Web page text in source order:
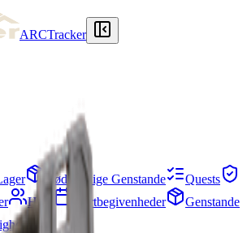
ARCTracker
Nødvendige Genstande
Quests
Hold Kortbegivenheder
Genstande